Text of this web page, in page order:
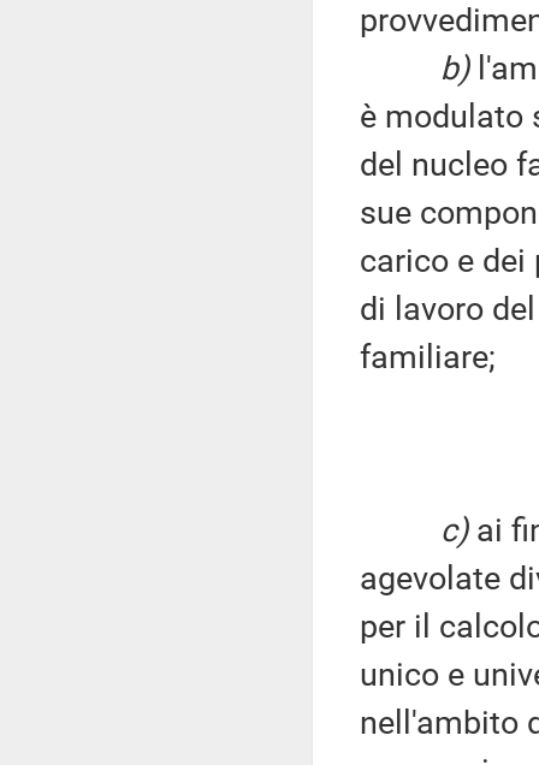
b)
è modulato
del nucleo
sue
carico e
di lavoro
familiare;
c)ai
agevolate
per il
unico e
nell'ambito